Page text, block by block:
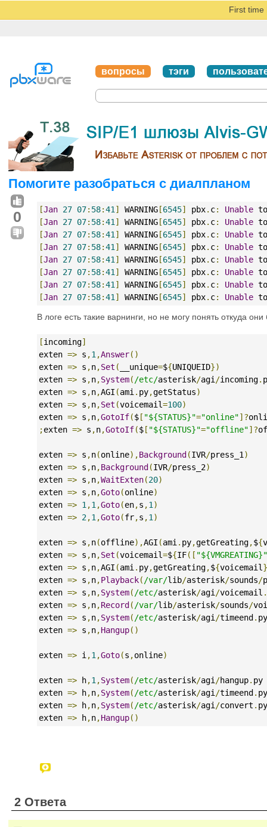
First time
вопросы тэги
Помогите разобраться с диалпланом
0 [Jan 27 07: 58:41 ] WARNING[6545] pbx. c: Unable
[Jan 27 07: 58:41 ] WARNING[6545] pbx. c: Unable
[Jan 27 07: 58:41 ] WARNING[6545] pbx. c: Unable
[Jan 27 07: 58:41 ] WARNING[6545] pbx. c: Unable
[Jan 27 07: 58:41 ] WARNING[6545] pbx. c: Unable
[Jan 27 07: 58:41 ] WARNING[6545] pbx. c: Unable
[Jan 27 07: 58:41 ] WARNING[6545] pbx. c: Unable
[Jan 27 07: 58:41 ] WARNING[6545] pbx. c: Unable
В логе есть такие варнинги, но не могу понять откуда
[incoming]
exten => s ,1 ,Answer()
exten => s ,n,Set ( __unique=${UNIQUEID})
exten => s ,n,System( /etc/asterisk/agi /incoming.
exten => s ,n,AGI (ami . py,getStatus)
exten => s ,n,Set (voicemail=100)
exten => s ,n,GotoIf($[ "${STATUS}"="online"]?
;exten => s ,n,GotoIf($[ "${STATUS}"="offline"]?
exten => s ,n(online),Background(IVR/press_1 )
exten => s ,n,Background(IVR/press_2)
exten => s ,n,WaitExten(20)
exten => s ,n,Goto(online)
exten => 1 ,1 ,Goto(en,s ,1 )
exten => 2,1 ,Goto(fr,s ,1 )
exten => s ,n(offline),AGI (ami . py,getGreating,${
exten => s ,n,Set (voicemail=${IF([ "${VMGREATING}"
exten => s ,n,AGI (ami . py,getGreating,${voicemail
exten => s ,n,Playback( /var/lib/asterisk/sounds/
exten => s ,n,System( /etc/asterisk/agi /voicemail .
exten => s ,n,Record( /var/lib/asterisk/sounds/
exten => s ,n,System( /etc/asterisk/agi /timeend.
exten => s ,n,Hangup()
exten => i ,1 ,Goto(s ,online)
exten => h,1 ,System( /etc/asterisk/agi /hangup. py
exten => h,n,System( /etc/asterisk/agi /timeend.
exten => h,n,System( /etc/asterisk/agi /convert .
exten => h,n,Hangup()
2 Ответа